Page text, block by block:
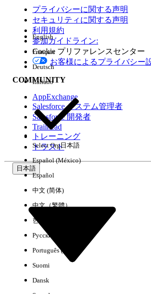
エディション
環境
プライバシーに関する声明
セキュリティに関する声明
利用規約
参加ガイドライン:
Cookie プリファレンスセンター
お客様によるプライバシー
COMMUNITY
AppExchange
Salesforce システム管理者
Salesforce 開発者
Trailhead
トレーニング
トラスト
日本語
English
Français
Deutsch
Italiano
Select Org日本語
Español (México)
Español
中文 (简体)
中文（繁體）
한국어
Русский
Português (Brasil)
Suomi
Dansk